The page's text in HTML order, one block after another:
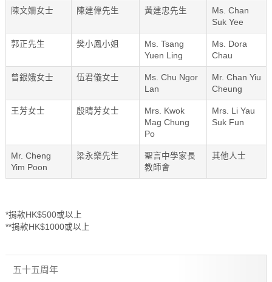
陳文姍女士 陳建偉先生 黃建忠先生
Ms. Chan
Suk Yee
郭正先生 樊小鳳小姐
Ms. Tsang
Yuen Ling
Ms. Dora
Chau
曾銀娥女士 伍君儀女士
Ms. Chu Ngor
Lan
Mr. Chan Yiu
Cheung
王芳女士 殷晴芳女士
Mrs. Kwok
Mag Chung
Po
Mrs. Li Yau
Suk Fun
Mr. Cheng
Yim Poon
梁永樂先生
聖言中學家長
教師會
其他人士
*捐款HK$500或以上
**捐款HK$1000或以上
五十五周年